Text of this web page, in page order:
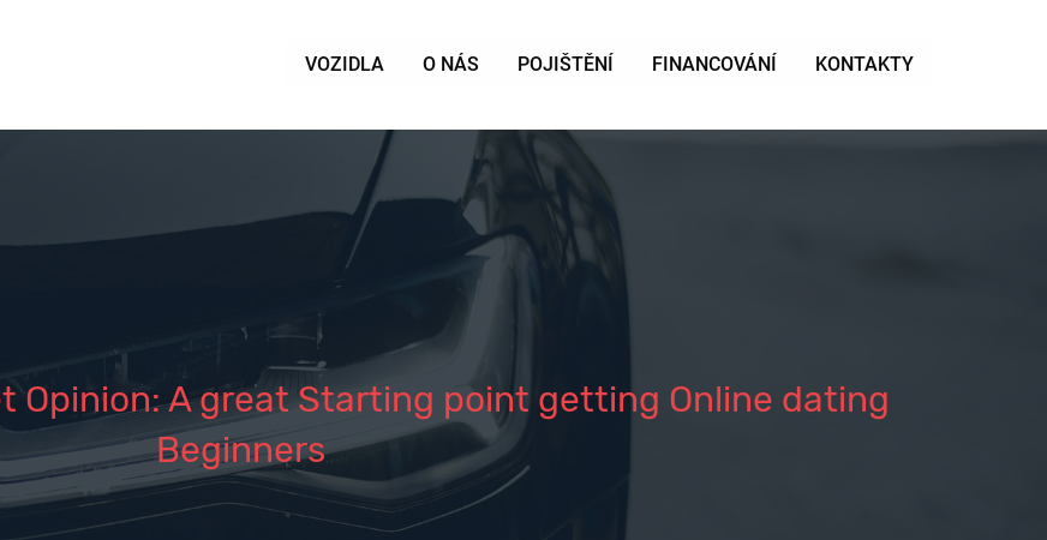
VOZIDLA O NÁS POJIŠTĚNÍ FINANCOVÁNÍ KONTAKTY
Opinion: A great Starting point getting Online dating
Beginners